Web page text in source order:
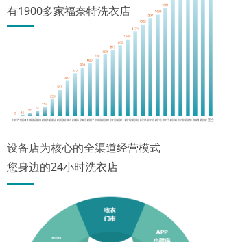
有1900多家福奈特洗衣店
设备店为核心的全渠道经营模式
您身边的24小时洗衣店